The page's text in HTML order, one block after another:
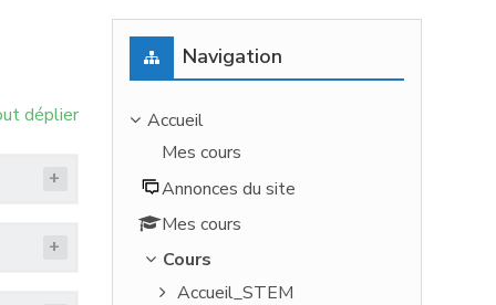
déplier
Passer Navigation
Navigation
Accueil
Mes cours
Annonces du site
Mes cours
Cours
Accueil_STEM